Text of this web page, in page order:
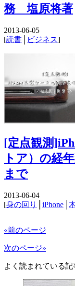
務 塩原将著
2013-06-05
[読書 ビジネス]
[定点観測
トア）の経
まで
2013-06-04
[身の回り iPhone
«前のページ
次のページ»
よく読まれている記